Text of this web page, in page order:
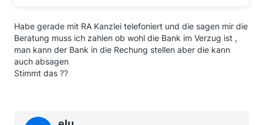
Habe gerade mit RA Kanzlei telefoniert und die sagen mir die
Beratung muss ich zahlen ob wohl die Bank im Verzug ist ,
man kann der Bank in die Rechung stellen aber die kann
auch absagen
Stimmt das ??